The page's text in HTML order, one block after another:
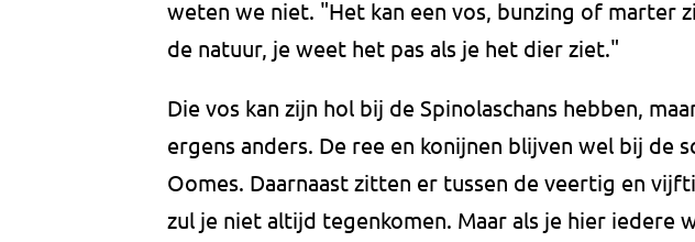
weten we niet. "Het kan een vos, bunzing of marter
de natuur, je weet het pas als je het dier ziet."
Die vos kan zijn hol bij de Spinolaschans hebben,
ergens anders. De ree en konijnen blijven wel bij de
Oomes. Daarnaast zitten er tussen de veertig en
zul je niet altijd tegenkomen. Maar als je hier iedere